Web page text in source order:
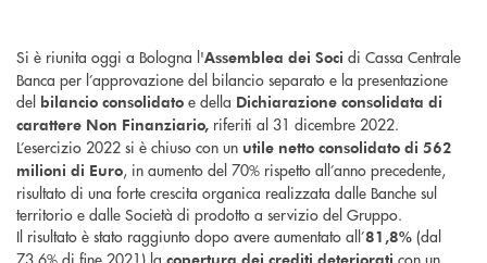
Si è riunita oggi a Bologna l'Assemblea dei Soci di Cassa Centrale
Banca per l’approvazione del bilancio separato e la presentazione
del bilancio consolidato e della Dichiarazione consolidata di
carattere Non Finanziario, riferiti al 31 dicembre 2022.
L’esercizio 2022 si è chiuso con un utile netto consolidato di 562
milioni di Euro, in aumento del 70% rispetto all’anno precedente,
risultato di una forte crescita organica realizzata dalle Banche sul
territorio e dalle Società di prodotto a servizio del Gruppo.
Il risultato è stato raggiunto dopo avere aumentato all’81,8% (dal